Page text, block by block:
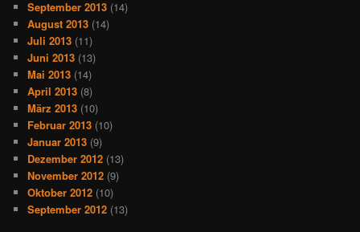
September 2013 (14)
August 2013 (14)
Juli 2013 (11)
Juni 2013 (13)
Mai 2013 (14)
April 2013 (8)
März 2013 (10)
Februar 2013 (10)
Januar 2013 (9)
Dezember 2012 (13)
November 2012 (9)
Oktober 2012 (10)
September 2012 (13)